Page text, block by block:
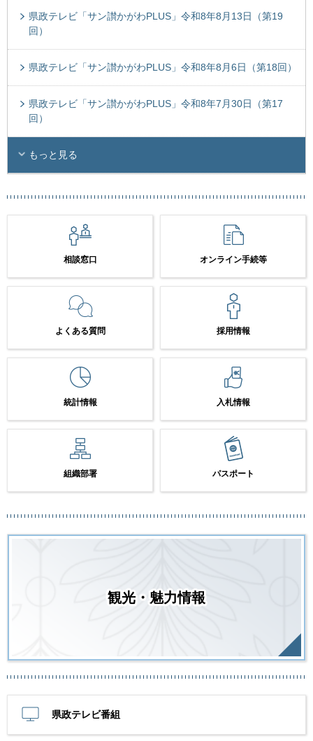
県政テレビ「サン讃かがわPLUS」令和8年8月13日（第19
回）
県政テレビ「サン讃かがわPLUS」令和8年8月6日（第18回）
県政テレビ「サン讃かがわPLUS」令和8年7月30日（第17
回）
もっと見る
相談窓口 オンライン手続等
よくある質問 採用情報
統計情報 入札情報
組織部署 パスポート
観光・魅力情報
県政テレビ番組